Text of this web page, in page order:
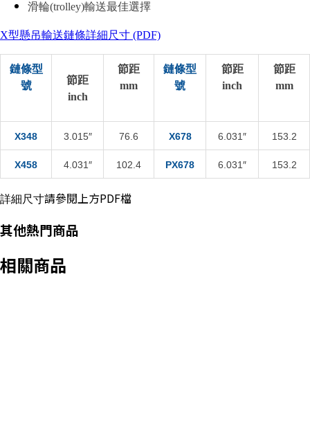
滑輪(trolley)輸送最佳選擇
X型懸吊輸送鏈條詳細尺寸 (PDF)
鏈條型
號
節距
inch
節距
mm
鏈條型
號
節距
inch
節距
mm
X348 3.015″ 76.6 X678 6.031″ 153.2
X458 4.031″ 102.4 PX678 6.031″ 153.2
詳細尺寸請參閱上方PDF檔
其他熱門商品
相關商品